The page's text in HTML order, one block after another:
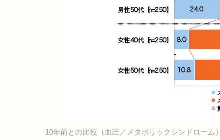
10年前との比較（血圧／メタボリックシンドローム